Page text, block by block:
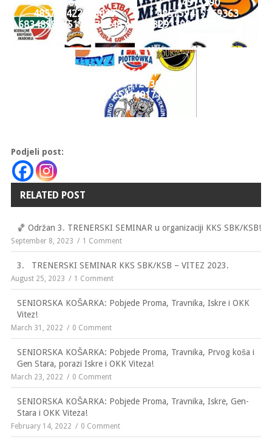
74567072
485759422036029
6834898375171637248 o
74515290
485759415369363
1432933980528705536 o
74661771
485759512036020
5001112541401710592 o
Podjeli post:
RELATED POST
🏀 Održan 3. TRENERSKI SEMINAR u organizaciji KKS SBK/KSB!
September 8, 2023 1 Comment
3. TRENERSKI SEMINAR KKS SBK/KSB – VITEZ 2023.
August 25, 2023 1 Comment
SENIORSKA KOŠARKA: Pobjede Proma, Travnika, Iskre i OKK
Vitez!
March 31, 2022 0 Comment
SENIORSKA KOŠARKA: Pobjede Proma, Travnika, Prvog koša i
Gen Stara, porazi Iskre i OKK Viteza!
March 23, 2022 0 Comment
SENIORSKA KOŠARKA: Pobjede Proma, Travnika, Iskre, Gen-
Stara i OKK Viteza!
February 14, 2022 0 Comment